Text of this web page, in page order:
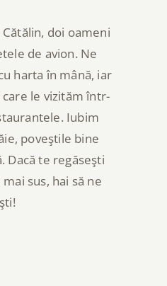
doi oameni
de avion. Ne
harta în mână, iar
le vizităm într-
Iubim
poveştile bine
Dacă te regăseşti
sus, hai să ne